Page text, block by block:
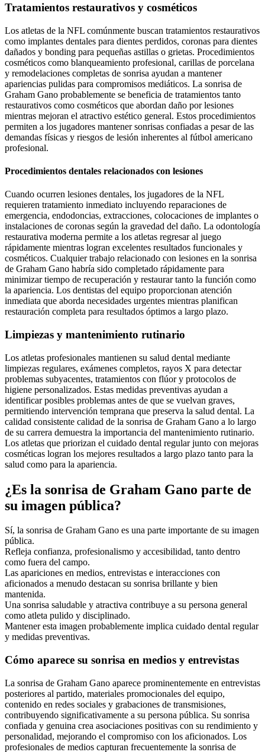
Tratamientos restaurativos y cosméticos
Los atletas de la NFL comúnmente buscan tratamientos restaurativos
como implantes dentales para dientes perdidos, coronas para dientes
dañados y bonding para pequeñas astillas o grietas. Procedimientos
cosméticos como blanqueamiento profesional, carillas de porcelana
y remodelaciones completas de sonrisa ayudan a mantener
apariencias pulidas para compromisos mediáticos. La sonrisa de
Graham Gano probablemente se beneficia de tratamientos tanto
restaurativos como cosméticos que abordan daño por lesiones
mientras mejoran el atractivo estético general. Estos procedimientos
permiten a los jugadores mantener sonrisas confiadas a pesar de las
demandas físicas y riesgos de lesión inherentes al fútbol americano
profesional.
Procedimientos dentales relacionados con lesiones
Cuando ocurren lesiones dentales, los jugadores de la NFL
requieren tratamiento inmediato incluyendo reparaciones de
emergencia, endodoncias, extracciones, colocaciones de implantes o
instalaciones de coronas según la gravedad del daño. La odontología
restaurativa moderna permite a los atletas regresar al juego
rápidamente mientras logran excelentes resultados funcionales y
cosméticos. Cualquier trabajo relacionado con lesiones en la sonrisa
de Graham Gano habría sido completado rápidamente para
minimizar tiempo de recuperación y restaurar tanto la función como
la apariencia. Los dentistas del equipo proporcionan atención
inmediata que aborda necesidades urgentes mientras planifican
restauración completa para resultados óptimos a largo plazo.
Limpiezas y mantenimiento rutinario
Los atletas profesionales mantienen su salud dental mediante
limpiezas regulares, exámenes completos, rayos X para detectar
problemas subyacentes, tratamientos con flúor y protocolos de
higiene personalizados. Estas medidas preventivas ayudan a
identificar posibles problemas antes de que se vuelvan graves,
permitiendo intervención temprana que preserva la salud dental. La
calidad consistente calidad de la sonrisa de Graham Gano a lo largo
de su carrera demuestra la importancia del mantenimiento rutinario.
Los atletas que priorizan el cuidado dental regular junto con mejoras
cosméticas logran los mejores resultados a largo plazo tanto para la
salud como para la apariencia.
¿Es la sonrisa de Graham Gano parte de
su imagen pública?
Sí, la sonrisa de Graham Gano es una parte importante de su imagen
pública.
Refleja confianza, profesionalismo y accesibilidad, tanto dentro
como fuera del campo.
Las apariciones en medios, entrevistas e interacciones con
aficionados a menudo destacan su sonrisa brillante y bien
mantenida.
Una sonrisa saludable y atractiva contribuye a su persona general
como atleta pulido y disciplinado.
Mantener esta imagen probablemente implica cuidado dental regular
y medidas preventivas.
Cómo aparece su sonrisa en medios y entrevistas
La sonrisa de Graham Gano aparece prominentemente en entrevistas
posteriores al partido, materiales promocionales del equipo,
contenido en redes sociales y grabaciones de transmisiones,
contribuyendo significativamente a su persona pública. Su sonrisa
confiada y genuina crea asociaciones positivas con su rendimiento y
personalidad, mejorando el compromiso con los aficionados. Los
profesionales de medios capturan frecuentemente la sonrisa de